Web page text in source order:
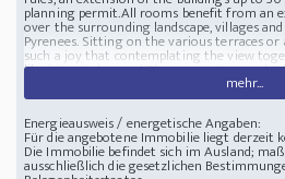
planning permit.All rooms benefit from an
over the surrounding landscape, villages
Pyrenees. Sitting on the various terraces
such a joy that contemplating the view
like being in heaven! The scenery is
peacefulness an evidence.This Domain is
activity and presents various possibilities of
large scale.Although the property is
with uninterrupted spectacular views it is
including cities, international airports as well
with its sandy beaches. GroundsThe area
many sitting areas to relax in a bucolic
mehr...
Energieausweis / energetische Angaben:
Für die angebotene Immobilie liegt derzeit
Die Immobilie befindet sich im Ausland;
ausschließlich die gesetzlichen